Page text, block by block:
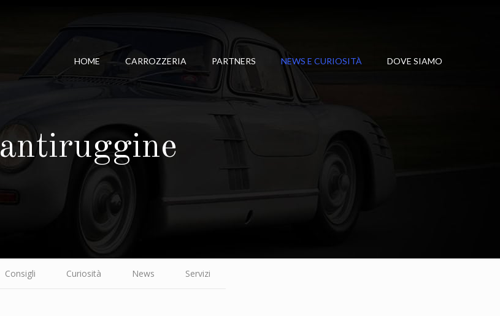
HOME CARROZZERIA PARTNERS NEWS E CURIOSITÀ DOVE SIAMO
antiruggine
Consigli Curiosità News Servizi